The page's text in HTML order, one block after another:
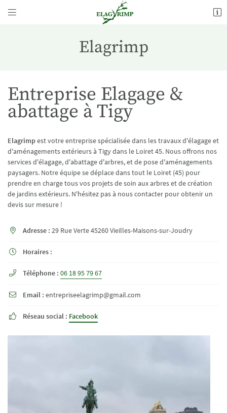


 Adresse email de réception
 Recopier le code ci-contre
Rafraîchir le captcha
En cochant cette case, vous consentez à recevoir nos propositions commerciales à l'adresse
Elagrimp
Entreprise Elagage &
abattage à Tigy
Elagrimpest votre entreprise spécialisée dans les travaux d'élagage et
d'aménagements extérieurs à Tigy dans le Loiret 45. Nous offrons nos
services d'élagage, d'abattage d'arbres, et de pose d'aménagements
paysagers. Notre équipe se déplace dans tout le Loiret (45) pour
prendre en charge tous vos projets de soin aux arbres et de création
de jardins extérieurs. N'hésitez pas à nous contacter pour obtenir un
devis sur mesure !
 Adresse : 29 Rue Verte 45260 Vieilles-Maisons-sur-Joudry
 Horaires :
 Téléphone : 06 18 95 79 67
 Email : entrepriseelagrimp@gmail.com
 Réseau social : Facebook